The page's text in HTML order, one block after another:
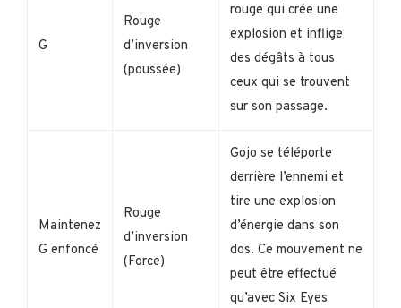
G
Rouge
d’inversion
(poussée)
rouge qui crée une
explosion et inflige
des dégâts à tous
ceux qui se trouvent
sur son passage.
Maintenez
G enfoncé
Rouge
d’inversion
(Force)
Gojo se téléporte
derrière l’ennemi et
tire une explosion
d’énergie dans son
dos. Ce mouvement ne
peut être effectué
qu’avec Six Eyes